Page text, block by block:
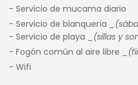
- Servicio de mucama diario
- Servicio de blanquería
- Servicio de playa
_(sillas y
- Fogón común al aire libre
- Wifi